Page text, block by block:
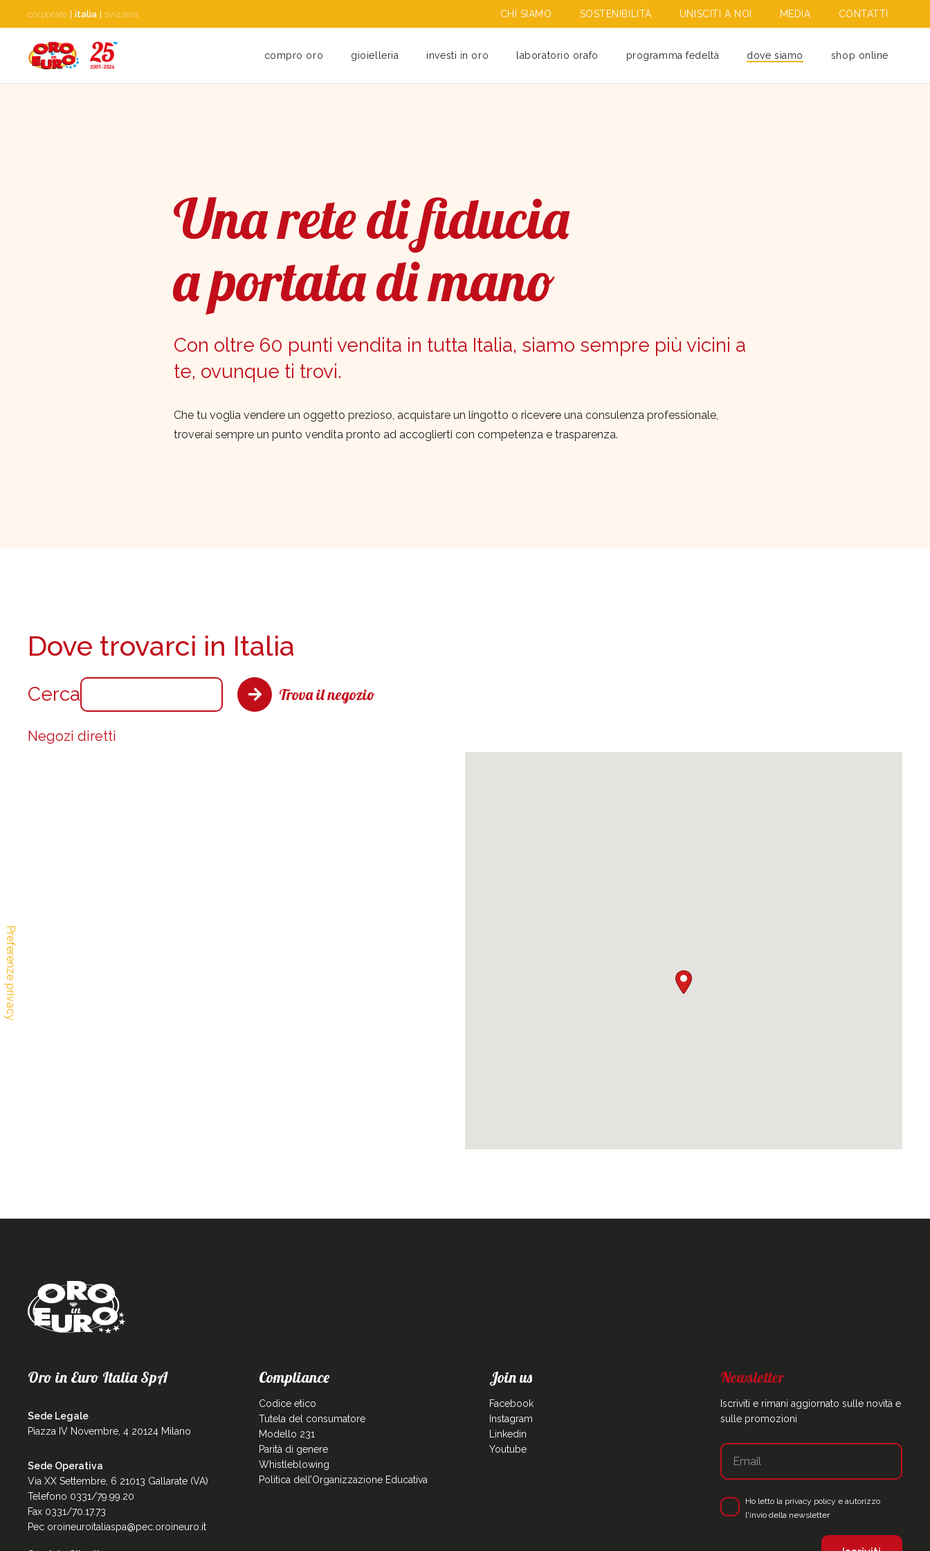
corporate italia svizzera CHI SIAMO SOSTENIBILITÀ UNISCITI A NOI MEDIA CONTATTI
compro oro gioielleria investi in oro laboratorio orafo programma fedeltà dove siamo shop online
Una rete di fiducia
a portata di mano
Con oltre 60 punti vendita in tutta Italia, siamo sempre più vicini a
te, ovunque ti trovi.
Che tu voglia vendere un oggetto prezioso, acquistare un lingotto o ricevere una consulenza professionale,
troverai sempre un punto vendita pronto ad accoglierti con competenza e trasparenza.
Cerca Trova il negozio
Dove trovarci in Italia
Negozi diretti
Oro in Euro Italia SpA
Sede Legale
Piazza IV Novembre, 4 20124 Milano
Sede Operativa
Via XX Settembre, 6 21013 Gallarate (VA)
Telefono 0331/79.99.20
Fax 0331/70.17.73
Pec oroineuroitaliaspa@pec.oroineuro.it
Compliance
Codice etico
Tutela del consumatore
Modello 231
Parità di genere
Whistleblowing
Politica dell’Organizzazione Educativa
Join us
Facebook
Instagram
Linkedin
Youtube
Newsletter
Iscriviti e rimani aggiornato sulle novità e
sulle promozioni
Ho letto la privacy policy e autorizzo
l'invio della newsletter